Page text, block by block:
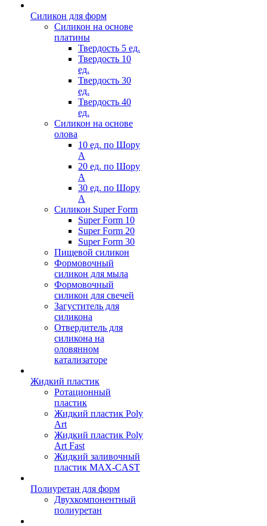
Силикон для форм
Силикон на основе
платины
Твердость 5 ед.
Твердость 10
ед.
Твердость 30
ед.
Твердость 40
ед.
Силикон на основе
олова
10 ед. по Шору
А
20 ед. по Шору
А
30 ед. по Шору
А
Силикон Super Form
Super Form 10
Super Form 20
Super Form 30
Пищевой силикон
Формовочный
силикон для мыла
Формовочный
силикон для свечей
Загуститель для
силикона
Отвердитель для
силикона на
оловянном
катализаторе
Жидкий пластик
Ротационный
пластик
Жидкий пластик Poly
Art
Жидкий пластик Poly
Art Fast
Жидкий заливочный
пластик MAX-CAST
Полиуретан для форм
Двухкомпонентный
полиуретан